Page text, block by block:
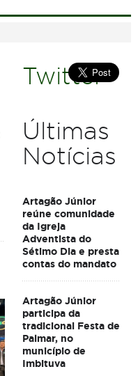
Twitter
Últimas
Notícias
Artagão Júnior
reúne comunidade
da Igreja
Adventista do
Sétimo Dia e presta
contas do mandato
Artagão Júnior
participa da
tradicional Festa de
Palmar, no
município de
Imbituva